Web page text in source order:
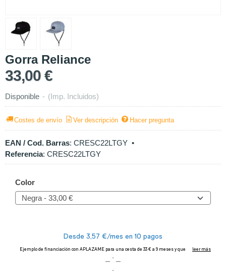
Gorra Reliance
33,00 €
Disponible - (Imp. Incluidos)
Costes de envío Ver descripción Hacer pregunta
EAN / Cod. Barras: CRESC22LTGY •
Referencia: CRESC22LTGY
Color